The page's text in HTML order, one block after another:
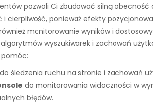
pozwoli Ci zbudować silną obecność
cierpliwość, ponieważ efekty
monitorowanie wyników i
wyszukiwarek i zachowań
do śledzenia ruchu na stronie i zachowań
do monitorowania widoczności w
błędów.